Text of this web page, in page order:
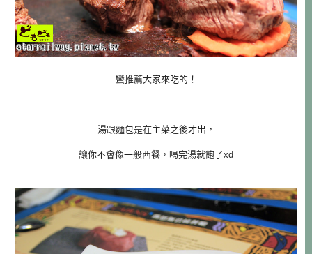
蠻推薦大家來吃的！
湯跟麵包是在主菜之後才出，
讓你不會像一般西餐，喝完湯就飽了xd